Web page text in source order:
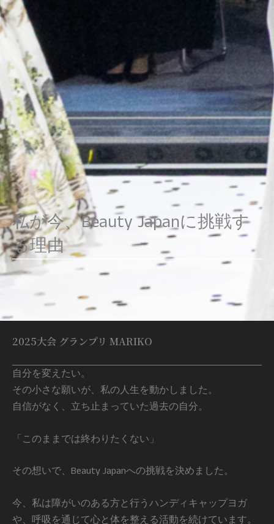
私が今、Beauty Japanに挑戦す
る理由
2025大会 グランプリ MARIKO
自分を変えたい。
その小さな願いが、私の人生を動かしました。
自信がなく、立ち止まっていた過去の自分。
「このままでは終わりたくない」
その想いで、Beauty Japanへの挑戦を決めました。
今、私は障がいのある方と行うハンディキャップヨガ
や、呼吸を通じて心と体を整える活動を続けています。